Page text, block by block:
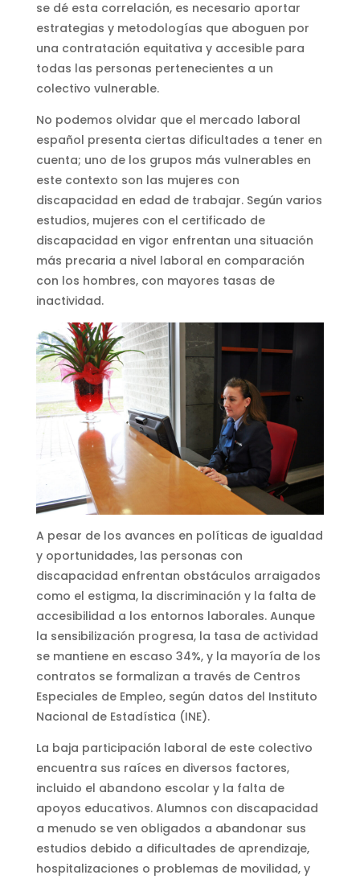
se dé esta correlación, es necesario aportar
estrategias y metodologías que aboguen por
una contratación equitativa y accesible para
todas las personas pertenecientes a un
colectivo vulnerable.
No podemos olvidar que el mercado laboral
español presenta ciertas dificultades a tener en
cuenta; uno de los grupos más vulnerables en
este contexto son las mujeres con
discapacidad en edad de trabajar. Según varios
estudios, mujeres con el certificado de
discapacidad en vigor enfrentan una situación
más precaria a nivel laboral en comparación
con los hombres, con mayores tasas de
inactividad.
A pesar de los avances en políticas de igualdad
y oportunidades, las personas con
discapacidad enfrentan obstáculos arraigados
como el estigma, la discriminación y la falta de
accesibilidad a los entornos laborales. Aunque
la sensibilización progresa, la tasa de actividad
se mantiene en escaso 34%, y la mayoría de los
contratos se formalizan a través de Centros
Especiales de Empleo, según datos del Instituto
Nacional de Estadística (INE).
La baja participación laboral de este colectivo
encuentra sus raíces en diversos factores,
incluido el abandono escolar y la falta de
apoyos educativos. Alumnos con discapacidad
a menudo se ven obligados a abandonar sus
estudios debido a dificultades de aprendizaje,
hospitalizaciones o problemas de movilidad, y